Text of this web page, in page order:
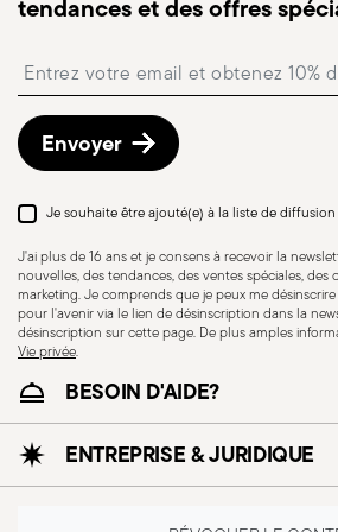
quelques informations générales
Utilisation correcte: chaque
pour un usage spécifique, il est
de l'utiliser pour la tâche pour
conçu. Entretien des ustensiles:
les ustensiles en bon état. Des
ustensiles endommagés
accidents. Stockage en toute
les ustensiles en toute sécurité,
des enfants ou des personnes qui
en mesure de les utiliser
des supports ou des récipients
éviter que les outils ne tombent
des blessures. Attention
Point relais: en Italie, la
paiement.
Retours gratuits sous 30 jours
date d’expédition/facturation en
procédure indiquée sur la page
tendances et des offres
Envoyer
Je souhaite être ajouté(e) à la liste de
J'ai plus de 16 ans et je consens à recevoir la
nouvelles, des tendances, des ventes spéciales, des
marketing. Je comprends que je peux me
pour l'avenir via le lien de désinscription dans la
désinscription sur cette page. De plus amples
Vie privée.
BESOIN D'AIDE?
ENTREPRISE & JURIDIQUE